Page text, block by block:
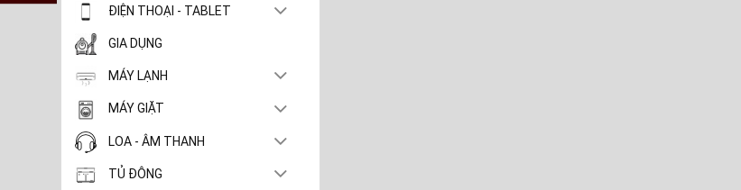
ĐIỆN THOẠI - TABLET
GIA DỤNG
MÁY LẠNH
MÁY GIẶT
LOA - ÂM THANH
TỦ ĐÔNG